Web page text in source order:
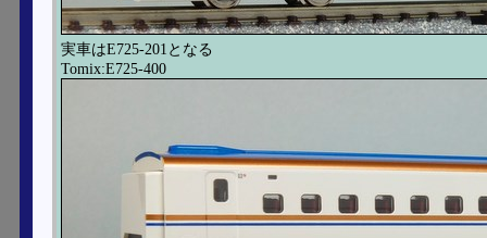
実車はE725-201となる
Tomix:E725-400